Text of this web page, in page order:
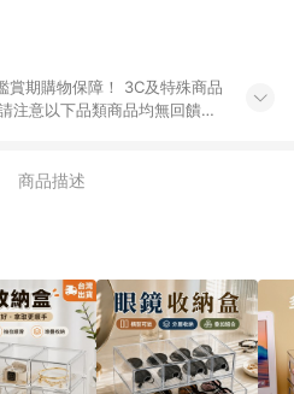
賞期購物保障！ 3C及特殊商品
[2024/6/1起適用] -內接硬
- 購物中心商店之商品：商
/超贈點/福利金/紅利折抵/折
批發轉賣不具回饋資格： 如
轉賣而非最終消費使用者，
為準
商品描述